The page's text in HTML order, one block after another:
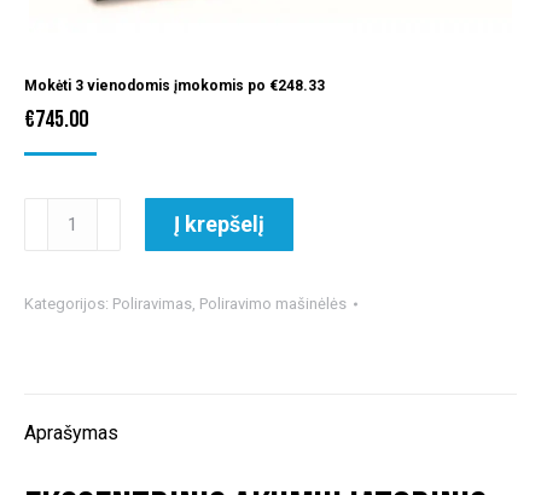
Mokėti 3 vienodomis įmokomis po €248.33
€745.00
produkto
akumuliatorinis
15
Į krepšelį
Kategorijos: Poliravimas, Poliravimo mašinėlės
Aprašymas